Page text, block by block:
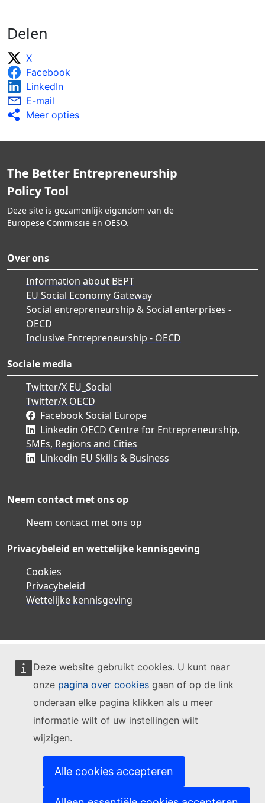
Deze website gebruikt cookies. U kunt naar
onze pagina over cookies gaan of op de link
onderaan elke pagina klikken als u meer
informatie wilt of uw instellingen wilt
wijzigen.
Alle cookies accepteren
Delen
X
Facebook
LinkedIn
E-mail
Meer opties
The Better Entrepreneurship
Policy Tool
Deze site is gezamenlijk eigendom van de
Europese Commissie en OESO.
Over ons
Information about BEPT
EU Social Economy Gateway
Social entrepreneurship & Social enterprises -
OECD
Inclusive Entrepreneurship - OECD
Sociale media
Twitter/X EU_Social
Twitter/X OECD
Facebook Social Europe
Linkedin OECD Centre for Entrepreneurship,
SMEs, Regions and Cities
Linkedin EU Skills & Business
Neem contact met ons op
Neem contact met ons op
Privacybeleid en wettelijke kennisgeving
Cookies
Privacybeleid
Wettelijke kennisgeving